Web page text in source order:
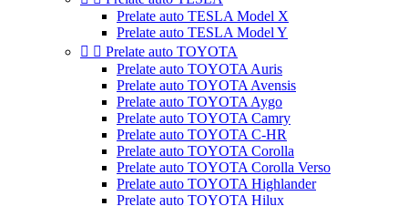
Prelate auto TESLA Model X
Prelate auto TESLA Model Y
  Prelate auto TOYOTA
Prelate auto TOYOTA Auris
Prelate auto TOYOTA Avensis
Prelate auto TOYOTA Aygo
Prelate auto TOYOTA Camry
Prelate auto TOYOTA C-HR
Prelate auto TOYOTA Corolla
Prelate auto TOYOTA Corolla Verso
Prelate auto TOYOTA Highlander
Prelate auto TOYOTA Hilux